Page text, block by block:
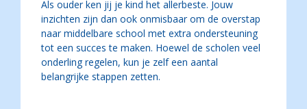
Als ouder ken jij je kind het allerbeste. Jouw
inzichten zijn dan ook onmisbaar om de overstap
naar middelbare school met extra ondersteuning
tot een succes te maken. Hoewel de scholen veel
onderling regelen, kun je zelf een aantal
belangrijke stappen zetten.